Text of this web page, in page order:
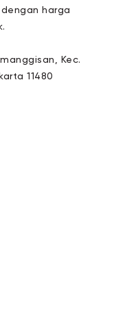
harga
Kec.
11480